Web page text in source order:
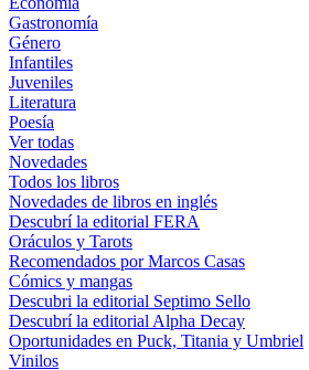
Gastronomía
Género
Infantiles
Juveniles
Literatura
Poesía
Ver todas
Novedades
Todos los libros
Novedades de libros en inglés
Descubrí la editorial FERA
Oráculos y Tarots
Recomendados por Marcos Casas
Cómics y mangas
Descubri la editorial Septimo Sello
Descubrí la editorial Alpha Decay
Oportunidades en Puck, Titania y Umbriel
Vinilos